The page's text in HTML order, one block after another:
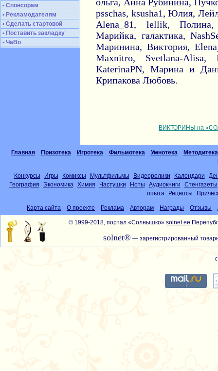
• Спонсорам
• Рекламодателям
• Сделать стартовой
• Поставить закладку
• ЧаВо
psschas, ksusha1, Юлия,
Alena_81, lellik,
Марийка, галактика,
Маринина, Виктория,
Maxnitro, Svetlana-Alisa,
KaterinaPN, Марина и
Крипакова Любовь.
ВИКТОРИНЫ на
Главная Призотека Игротека Фильмотека Умнотека
Методитека
Конкурсы Игры Комиксы Мультфильмы Видеоролики Календари
География
Экономика Химия Частушки Ноты Аудиокниги
Стенгазеты
опыта
Рецепты
Карта сайта О проекте Реклама Авторам Награды Отзывы
© 1999-2018, портал «Солнышко» solnet.ee
solnet® — зарегистрированный